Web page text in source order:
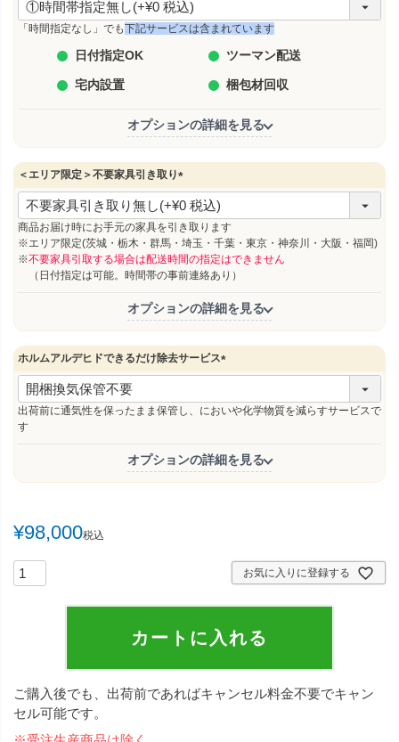
必
須
「時間指定なし」でも下記サービスは含まれています
日付指定OK ツーマン配送
宅内設置 梱包材回収
オプションの詳細を見る
＜エリア限定＞不要家具引き取り
(
必
須
商品お届け時にお手元の家具を引き取ります
※エリア限定(茨城・栃木・群馬・埼玉・千葉・東京・神奈川・大阪・福岡)
※不要家具引取する場合は配送時間の指定はできません
（日付指定は可能。時間帯の事前連絡あり）
オプションの詳細を見る
ホルムアルデヒドできるだけ除去サービス
(
須
出荷前に通気性を保ったまま保管し、においや化学物質を減らすサービスで
す
オプションの詳細を見る
¥98,000税込
お気に入りに登録する
カートに入れる
ご購入後でも、出荷前であればキャンセル料金不要でキャン
セル可能です。